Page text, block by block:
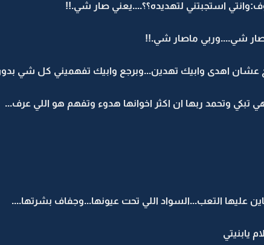
استجبتني لتهديده؟؟....يعني صار شي.!!
شي....وربي ماصار شي.!!
اهدى وابيك تهدين...وبرجع وابيك تفهميني كل شي
وتحمد ربها ان اكثر اخوانها هدوء وتفهم هو اللي عرف...
عليها التعب...السواد اللي تحت عيونها...وجفاف بشرتها....
يابنيتي